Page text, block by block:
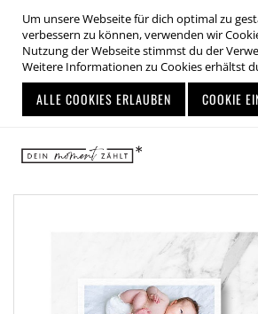
Um unsere Webseite für dich optimal zu
verbessern zu können, verwenden wir
Nutzung der Webseite stimmst du der
Weitere Informationen zu Cookies erhältst
ALLE COOKIES ERLAUBEN COOKIE
Inhalt
springen